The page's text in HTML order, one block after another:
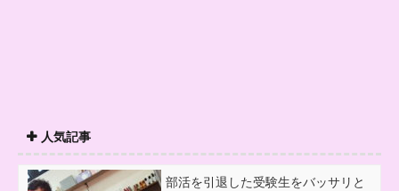
人気記事
部活を引退した受験生をバッサリと